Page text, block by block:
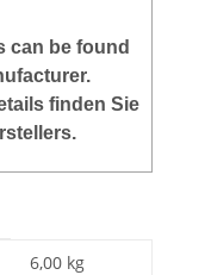
can be found
finden Sie
6,00 kg